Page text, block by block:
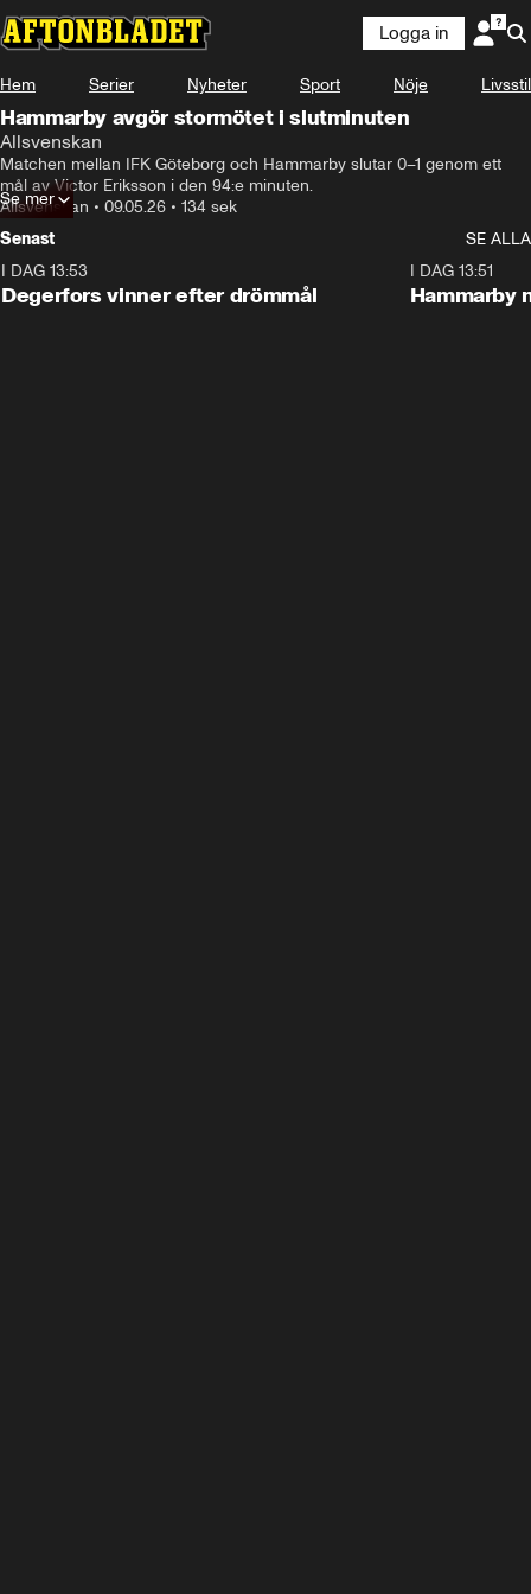
Logga in
Hem Serier Nyheter Sport Nöje Livsstil
Hammarby avgör stormötet i slutminuten
Allsvenskan
Matchen mellan IFK Göteborg och Hammarby slutar 0–1 genom ett
mål av Victor Eriksson i den 94:e minuten.
Allsvenskan • 09.05.26 • 134 sek
Se mer
Senast
SE ALLA
I DAG 13:53
Degerfors vinner efter drömmål
I DAG 13:51
Hammarby